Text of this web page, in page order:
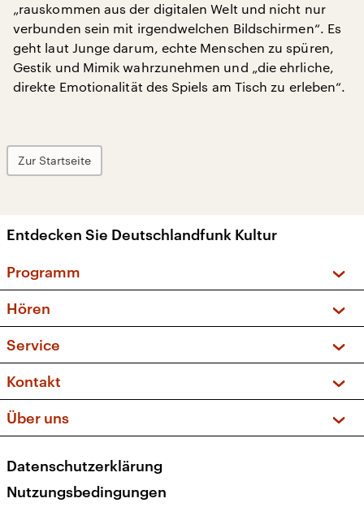
„rauskommen aus der digitalen Welt und nicht nur
verbunden sein mit irgendwelchen Bildschirmen“. Es
geht laut Junge darum, echte Menschen zu spüren,
Gestik und Mimik wahrzunehmen und „die ehrliche,
direkte Emotionalität des Spiels am Tisch zu erleben“.
Zur Startseite
Entdecken Sie Deutschlandfunk Kultur
Programm
Sendungen und Podcasts
Musikliste
Kakadu – Das Kinderprogramm
Hören
Frequenzen (UKW + DAB+)
Service
FAQ
Apps
Newsletter
Veranstaltungen
Kontakt
Social Media
Über uns
Presse
Karriere
Datenschutzerklärung
Nutzungsbedingungen